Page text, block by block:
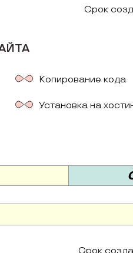
Срок
Копирование кода
Установка на